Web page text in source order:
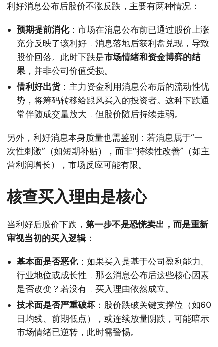
利好消息公布后股价不涨反跌，主要有两种情况：
预期提前消化：市场在消息公布前已通过股价上涨
充分反映了该利好，消息落地后获利盘兑现，导致
股价回落。此时下跌是市场情绪和资金博弈的结
果 ，并非公司价值受损。
借利好出货：主力资金利用消息公布后的流动性优
势，将筹码转移给跟风买入的投资者。这种下跌通
常伴随成交量放大，但股价随后持续走弱。
另外，利好消息本身质量也需鉴别：若消息属于“一
次性刺激”（如短期补贴），而非“持续性改善”（如主
营利润增长），市场反应可能有限。
核查买入理由是核心
当利好后股价下跌， 第一步不是恐慌卖出，而是重新
审视当初的买入逻辑：
基本面是否恶化：如果买入是基于公司盈利能力、
行业地位或成长性，那么消息公布后这些核心因素
是否改变？若没有，买入理由依然成立。
技术面是否严重破坏 ：股价跌破关键支撑位（如60
日均线、前期低点），或连续放量阴跌，可能暗示
市场情绪已逆转，此时需警惕。